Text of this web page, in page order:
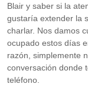
Blair y saber si la
gustaría extender la
charlar. Nos damos
ocupado estos días
razón, simplemente
conversación donde
teléfono.